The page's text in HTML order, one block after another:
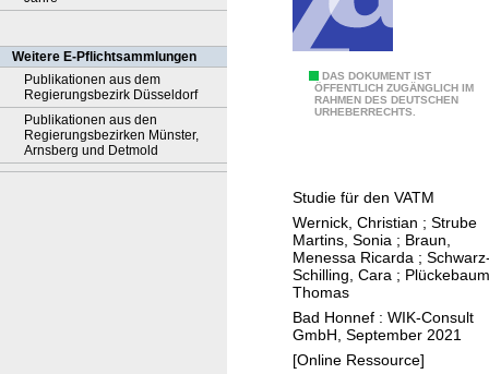
Weitere E-Pflichtsammlungen
Publikationen aus dem
Regierungsbezirk Düsseldorf
Publikationen aus den
Regierungsbezirken Münster,
Arnsberg und Detmold
DAS DOKUMENT IST
ÖFFENTLICH ZUGÄNGLICH IM
RAHMEN DES DEUTSCHEN
URHEBERRECHTS.
e
l
z
u
r
E
r
Studie für den VATM
Wernick, Christian ; Strube
Martins, Sonia ; Braun,
Menessa Ricarda ;
Schilling, Cara ;
Thomas
Bad Honnef : WIK-Consult
GmbH, September 2021
[Online Ressource]